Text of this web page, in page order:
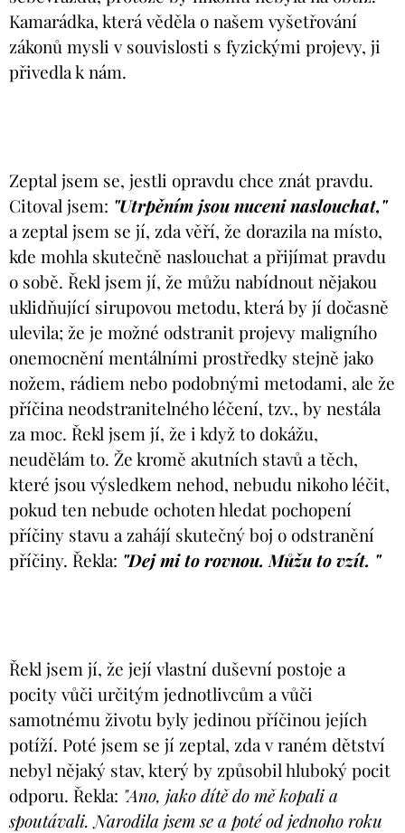
Kamarádka, která věděla o našem vyšetřování
zákonů mysli v souvislosti s fyzickými projevy, ji
přivedla k nám.
Zeptal jsem se, jestli opravdu chce znát pravdu.
Citoval jsem: "Utrpěním jsou nuceni naslouchat,"
a zeptal jsem se jí, zda věří, že dorazila na místo,
kde mohla skutečně naslouchat a přijímat pravdu
o sobě. Řekl jsem jí, že můžu nabídnout nějakou
uklidňující sirupovou metodu, která by jí dočasně
ulevila; že je možné odstranit projevy maligního
onemocnění mentálními prostředky stejně jako
nožem, rádiem nebo podobnými metodami, ale že
příčina neodstranitelného léčení, tzv., by nestála
za moc. Řekl jsem jí, že i když to dokážu,
neudělám to. Že kromě akutních stavů a těch,
které jsou výsledkem nehod, nebudu nikoho léčit,
pokud ten nebude ochoten hledat pochopení
příčiny stavu a zahájí skutečný boj o odstranění
příčiny. Řekla: "Dej mi to rovnou. Můžu to vzít. "
Řekl jsem jí, že její vlastní duševní postoje a
pocity vůči určitým jednotlivcům a vůči
samotnému životu byly jedinou příčinou jejích
potíží. Poté jsem se jí zeptal, zda v raném dětství
nebyl nějaký stav, který by způsobil hluboký pocit
odporu. Řekla: "Ano, jako dítě do mě kopali a
spoutávali. Narodila jsem se a poté od jednoho roku